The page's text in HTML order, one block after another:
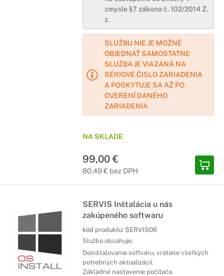
zmysle §7 zákona č. 102/2014 Z.
z.
SLUŽBU NIE JE MOŽNÉ
OBJEDNAŤ SAMOSTATNE
SLUŽBA JE VIAZANÁ NA
SÉRIOVÉ ČISLO ZARIADENIA
A POSKYTUJE SA AŽ PO
OVERENÍ DANÉHO
ZARIADENIA
NA SKLADE
99,00 €
80,49 € bez DPH
SERVIS Inštalácia u nás
zakúpeného softwaru
kód produktu: SERVIS06
Služba obsahuje:
Doinštalovanie softvéru, vrátane všetkých
potrebných aktualizácií.
Základné nastavenie počítača.